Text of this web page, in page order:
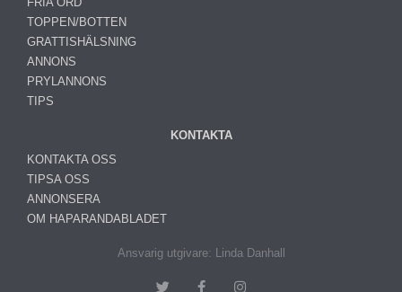
TOPPEN/BOTTEN
GRATTISHÄLSNING
ANNONS
PRYLANNONS
TIPS
KONTAKTA
KONTAKTA OSS
TIPSA OSS
ANNONSERA
OM HAPARANDABLADET
Ansvarig utgivare: Linda Danhall